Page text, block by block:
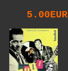
5.00EUR